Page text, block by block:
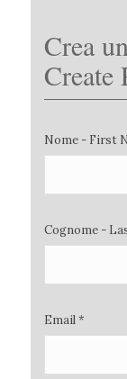
Crea
Create
Nome - First
Cognome -
Email *